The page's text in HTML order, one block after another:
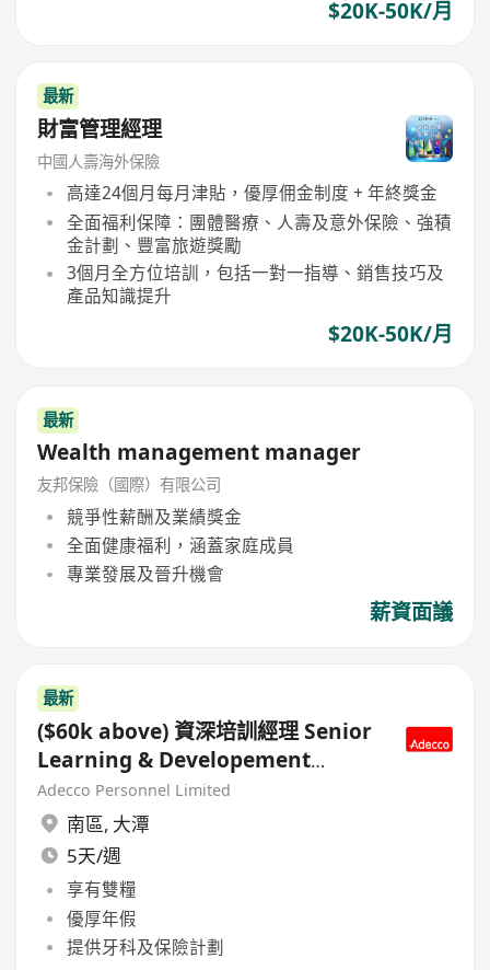
$20K-50K/月
最新
財富管理經理
中國人壽海外保險
高達24個月每月津貼，優厚佣金制度 + 年終獎金
全面福利保障：團體醫療、人壽及意外保險、強積
金計劃、豐富旅遊獎勵
3個月全方位培訓，包括一對一指導、銷售技巧及
產品知識提升
$20K-50K/月
最新
Wealth management manager
友邦保險（國際）有限公司
競爭性薪酬及業績獎金
全面健康福利，涵蓋家庭成員
專業發展及晉升機會
薪資面議
最新
($60k above) 資深培訓經理 Senior
Learning & Developement
Manager – 高級鐘錶 multi-brand
Adecco Personnel Limited
南區, 大潭
5天/週
享有雙糧
優厚年假
提供牙科及保險計劃